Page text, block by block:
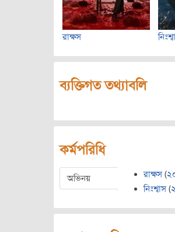
রাক্ষস
ব্যক্তিগত তথ্যাবলি
কর্মপরিধি
অভিনয় রাক্ষস(
নিঃশ্বাস(